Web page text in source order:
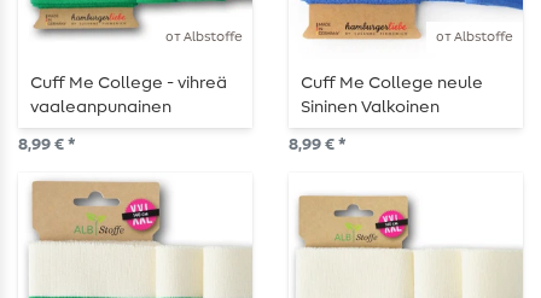
от Albstoffe
Cuff Me College - vihreä
vaaleanpunainen
8,99 € *
от Albstoffe
Cuff Me College neule
Sininen Valkoinen
8,99 € *